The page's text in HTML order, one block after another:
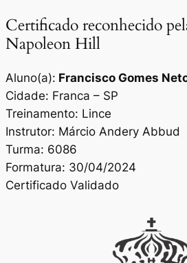
Certificado reconhecido
Napoleon Hill
Aluno(a): Francisco Gomes
Cidade: Franca – SP
Treinamento: Lince
Instrutor: Márcio Andery Abbud
Turma: 6086
Formatura: 30/04/2024
Certificado Validado